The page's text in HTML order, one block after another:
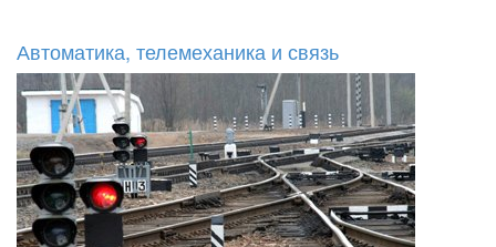
Автоматика, телемеханика и связь